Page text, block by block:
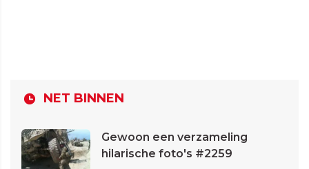
NET BINNEN
Gewoon een verzameling
hilarische foto's #2259